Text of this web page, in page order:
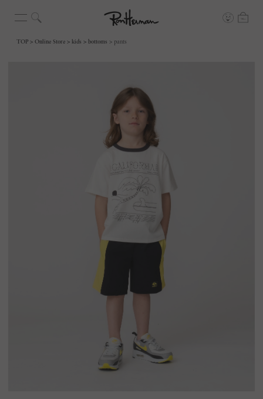
TOP Online Store kids bottoms pants